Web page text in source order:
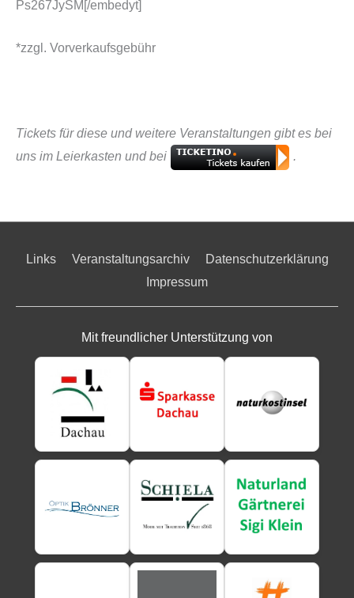
Ps267JySM[/embedyt]
*zzgl. Vorverkaufsgebühr
Tickets für diese und weitere Veranstaltungen gibt es bei
uns im Leierkasten und bei
.
Links Veranstaltungsarchiv
Datenschutzerklärung
Impressum
Mit freundlicher Unterstützung von